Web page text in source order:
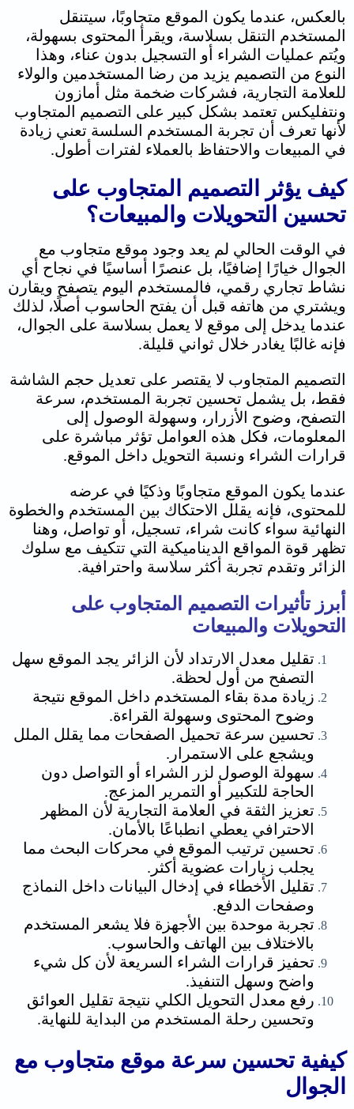
بالعكس، عندما يكون الموقع متجاوبًا، سيتنقل
المستخدم التنقل بسلاسة، ويقرأ المحتوى بسهولة،
ويُتم عمليات الشراء أو التسجيل بدون عناء، وهذا
النوع من التصميم يزيد من رضا المستخدمين والولاء
للعلامة التجارية، فشركات ضخمة مثل أمازون
ونتفليكس تعتمد بشكل كبير على التصميم المتجاوب
لأنها تعرف أن تجربة المستخدم السلسة تعني زيادة
في المبيعات والاحتفاظ بالعملاء لفترات أطول.
كيف يؤثر التصميم المتجاوب على
تحسين التحويلات والمبيعات؟
في الوقت الحالي لم يعد وجود موقع متجاوب مع
الجوال خيارًا إضافيًا، بل عنصرًا أساسيًا في نجاح أي
نشاط تجاري رقمي، فالمستخدم اليوم يتصفح ويقارن
ويشتري من هاتفه قبل أن يفتح الحاسوب أصلًا، لذلك
عندما يدخل إلى موقع لا يعمل بسلاسة على الجوال،
فإنه غالبًا يغادر خلال ثواني قليلة.
التصميم المتجاوب لا يقتصر على تعديل حجم الشاشة
فقط، بل يشمل تحسين تجربة المستخدم، سرعة
التصفح، وضوح الأزرار، وسهولة الوصول إلى
المعلومات، فكل هذه العوامل تؤثر مباشرة على
قرارات الشراء ونسبة التحويل داخل الموقع.
عندما يكون الموقع متجاوبًا وذكيًا في عرضه
للمحتوى، فإنه يقلل الاحتكاك بين المستخدم والخطوة
النهائية سواء كانت شراء، تسجيل، أو تواصل، وهنا
تظهر قوة المواقع الديناميكية التي تتكيف مع سلوك
الزائر وتقدم تجربة أكثر سلاسة واحترافية.
أبرز تأثيرات التصميم المتجاوب على
التحويلات والمبيعات
تقليل معدل الارتداد لأن الزائر يجد الموقع سهل
التصفح من أول لحظة.
زيادة مدة بقاء المستخدم داخل الموقع نتيجة
وضوح المحتوى وسهولة القراءة.
تحسين سرعة تحميل الصفحات مما يقلل الملل
ويشجع على الاستمرار.
سهولة الوصول لزر الشراء أو التواصل دون
الحاجة للتكبير أو التمرير المزعج.
تعزيز الثقة في العلامة التجارية لأن المظهر
الاحترافي يعطي انطباعًا بالأمان.
تحسين ترتيب الموقع في محركات البحث مما
يجلب زيارات عضوية أكثر.
تقليل الأخطاء في إدخال البيانات داخل النماذج
وصفحات الدفع.
تجربة موحدة بين الأجهزة فلا يشعر المستخدم
بالاختلاف بين الهاتف والحاسوب.
تحفيز قرارات الشراء السريعة لأن كل شيء
واضح وسهل التنفيذ.
رفع معدل التحويل الكلي نتيجة تقليل العوائق
وتحسين رحلة المستخدم من البداية للنهاية.
كيفية تحسين سرعة موقع متجاوب مع
الجوال